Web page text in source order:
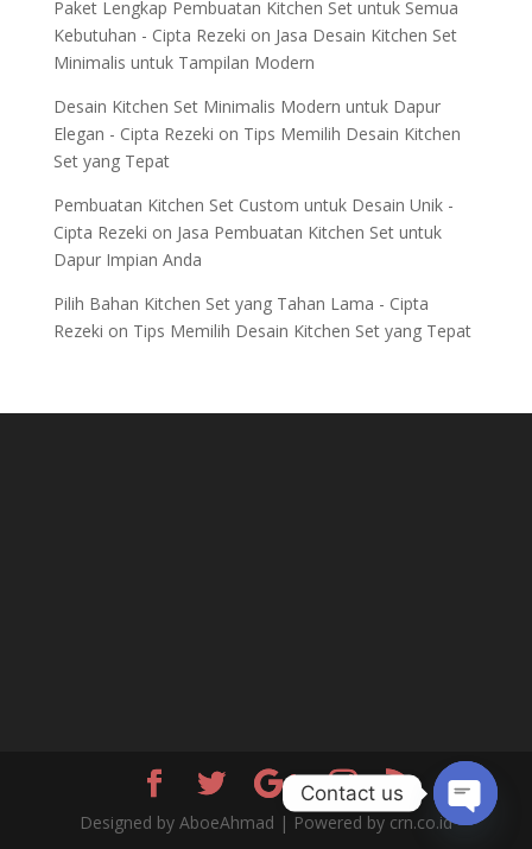
Paket Lengkap Pembuatan Kitchen Set untuk Semua
Kebutuhan - Cipta Rezeki on Jasa Desain Kitchen Set
Minimalis untuk Tampilan Modern
Desain Kitchen Set Minimalis Modern untuk Dapur
Elegan - Cipta Rezeki on Tips Memilih Desain Kitchen
Set yang Tepat
Pembuatan Kitchen Set Custom untuk Desain Unik -
Cipta Rezeki on Jasa Pembuatan Kitchen Set untuk
Dapur Impian Anda
Pilih Bahan Kitchen Set yang Tahan Lama - Cipta
Rezeki on Tips Memilih Desain Kitchen Set yang Tepat
Designed by AboeAhmad | Powered by crn.co.id
Contact us